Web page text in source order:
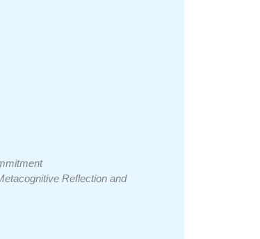
Reflection and